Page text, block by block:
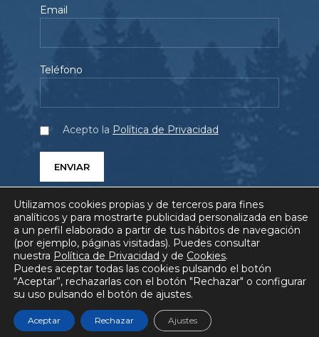
Email
Teléfono
Acepto la Política de Privacidad
SERVICIOS PROYECTOS QUIÉNES SOMOS
BLOG COMUNICACIÓN FAQ
AVISO LEGAL POLÍTICA DE PRIVACIDAD
© HEURA Gestión Ambiental
Utilizamos cookies propias y de terceros para fines
analíticos y para mostrarte publicidad personalizada en base
a un perfil elaborado a partir de tus hábitos de navegación
(por ejemplo, páginas visitadas). Puedes consultar
nuestra Política de Privacidad y de Cookies.
Puedes aceptar todas las cookies pulsando el botón
“Aceptar”, rechazarlas con el botón "Rechazar" o configurar
su uso pulsando el botón de ajustes.
Aceptar Rechazar Ajustes